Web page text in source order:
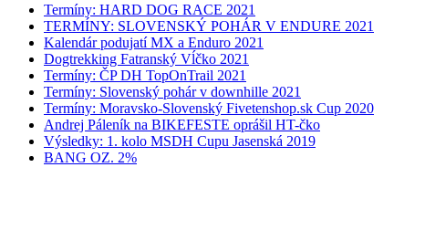
Termíny: HARD DOG RACE 2021
TERMÍNY: SLOVENSKÝ POHÁR V ENDURE 2021
Kalendár podujatí MX a Enduro 2021
Dogtrekking Fatranský Vĺčko 2021
Termíny: ČP DH TopOnTrail 2021
Termíny: Slovenský pohár v downhille 2021
Termíny: Moravsko-Slovenský Fivetenshop.sk Cup 2020
Andrej Páleník na BIKEFESTE oprášil HT-čko
Výsledky: 1. kolo MSDH Cupu Jasenská 2019
BANG OZ. 2%